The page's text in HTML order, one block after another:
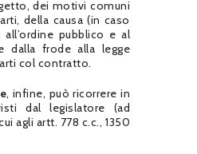
dei motivi comuni
della causa (in caso
pubblico e al
dalla frode alla legge
col contratto.
, infine, può ricorrere in
dal legislatore (ad
agli artt. 778 c.c., 1350